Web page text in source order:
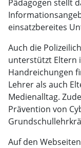
Pädagogen stellt
einsatzbereites
Auch die
unterstützt Eltern
Handreichungen
Lehrer als auch
Medienalltag.
Prävention von
Auf den